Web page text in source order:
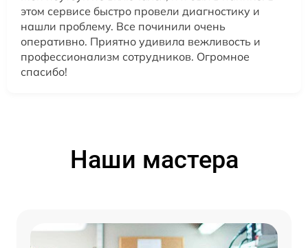
этом сервисе быстро провели диагностику и
нашли проблему. Все починили очень
оперативно. Приятно удивила вежливость и
профессионализм сотрудников. Огромное
спасибо!
Наши мастера